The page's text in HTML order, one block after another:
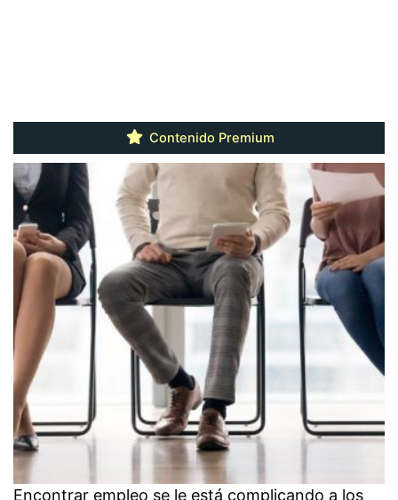
Contenido Premium
Encontrar empleo se le está complicando a los